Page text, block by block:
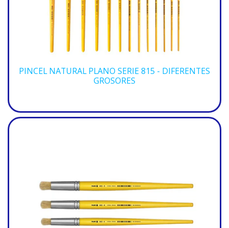
PINCEL NATURAL PLANO SERIE 815 - DIFERENTES
GROSORES